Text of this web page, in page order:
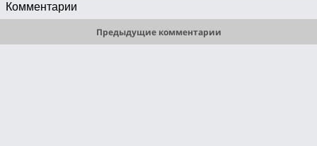
Комментарии
Предыдущие комментарии